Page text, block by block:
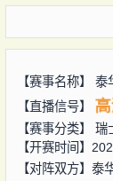
【赛事名称】 泰
【直播信号】
【赛事分类】 瑞
【开赛时间】
【对阵双方】 泰